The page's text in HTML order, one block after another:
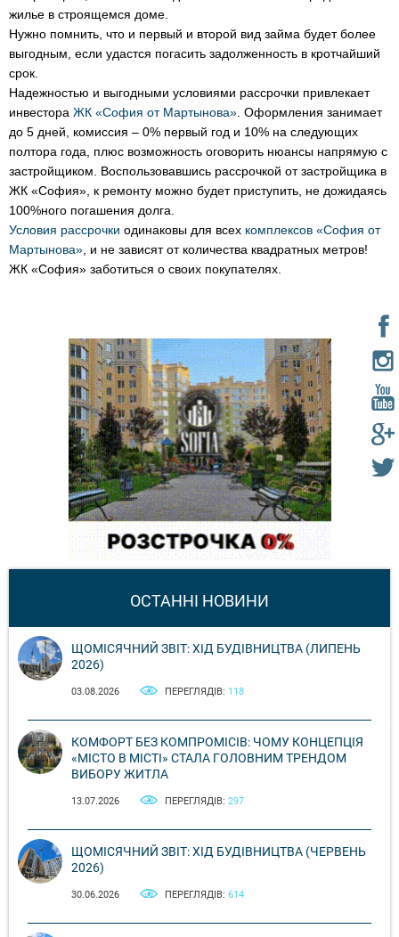
жилье в строящемся доме.
Нужно помнить, что и первый и второй вид займа будет более
выгодным, если удастся погасить задолженность в кротчайший
срок.
Надежностью и выгодными условиями рассрочки привлекает
инвестора ЖК «София от Мартынова» . Оформления занимает
до 5 дней, комиссия – 0% первый год и 10% на следующих
полтора года, плюс возможность оговорить нюансы напрямую с
застройщиком. Воспользовавшись рассрочкой от застройщика в
ЖК «София», к ремонту можно будет приступить, не дожидаясь
100%ного погашения долга.
Условия рассрочки одинаковы для всех комплексов «София от
Мартынова» , и не зависят от количества квадратных метров!
ЖК «София» заботиться о своих покупателях.
ОСТАННІ НОВИНИ
ЩОМІСЯЧНИЙ ЗВІТ: ХІД БУДІВНИЦТВА (ЛИПЕНЬ
2026)
03.08.2026 ПЕРЕГЛЯДІВ: 118
КОМФОРТ БЕЗ КОМПРОМІСІВ: ЧОМУ КОНЦЕПЦІЯ
«МІСТО В МІСТІ» СТАЛА ГОЛОВНИМ ТРЕНДОМ
ВИБОРУ ЖИТЛА
13.07.2026 ПЕРЕГЛЯДІВ: 297
ЩОМІСЯЧНИЙ ЗВІТ: ХІД БУДІВНИЦТВА (ЧЕРВЕНЬ
2026)
30.06.2026 ПЕРЕГЛЯДІВ: 614